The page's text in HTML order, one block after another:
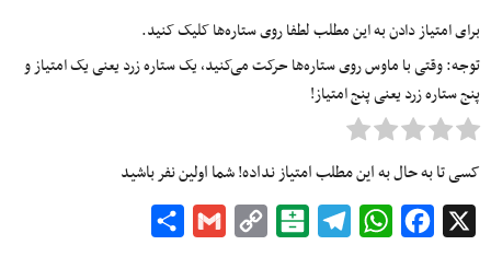
برای امتیاز دادن به این مطلب لطفا روی ستاره‌ها کلیک کنید.
توجه: وقتی با ماوس روی ستاره‌ها حرکت می‌کنید، یک ستاره زرد یعنی یک امتیاز و
پنج ستاره زرد یعنی پنج امتیاز!
کسی تا به حال به این مطلب امتیاز نداده! شما اولین نفر باشید
Facebook
WhatsApp
Telegram
Balatarin
Copy
Gmail